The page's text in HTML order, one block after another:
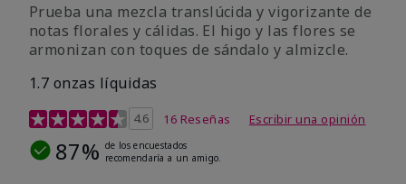
Prueba una mezcla translúcida y vigorizante de
notas florales y cálidas. El higo y las flores se
armonizan con toques de sándalo y almizcle.
1.7 onzas líquidas
Calificación de clientes de 4,5 de 5
4.6 16 Reseñas Escribir una opinión
87% de los encuestados
recomendaría a un amigo.